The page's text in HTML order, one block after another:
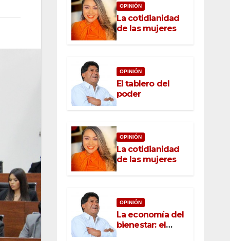
OPINIÓN
La cotidianidad
de las mujeres
OPINIÓN
El tablero del
poder
OPINIÓN
La cotidianidad
de las mujeres
OPINIÓN
La economía del
bienestar: el
nuevo rostro del